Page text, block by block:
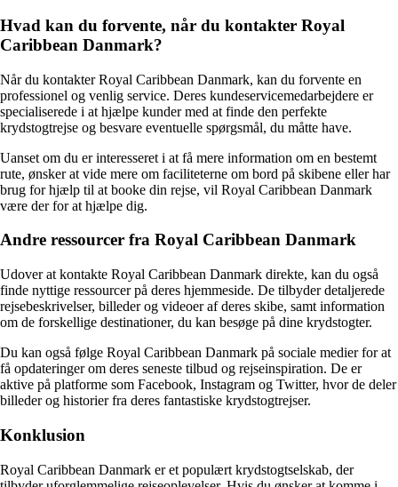
Hvad kan du forvente, når du kontakter Royal
Caribbean Danmark?
Når du kontakter Royal Caribbean Danmark, kan du forvente en
professionel og venlig service. Deres kundeservicemedarbejdere er
specialiserede i at hjælpe kunder med at finde den perfekte
krydstogtrejse og besvare eventuelle spørgsmål, du måtte have.
Uanset om du er interesseret i at få mere information om en bestemt
rute, ønsker at vide mere om faciliteterne om bord på skibene eller har
brug for hjælp til at booke din rejse, vil Royal Caribbean Danmark
være der for at hjælpe dig.
Andre ressourcer fra Royal Caribbean Danmark
Udover at kontakte Royal Caribbean Danmark direkte, kan du også
finde nyttige ressourcer på deres hjemmeside. De tilbyder detaljerede
rejsebeskrivelser, billeder og videoer af deres skibe, samt information
om de forskellige destinationer, du kan besøge på dine krydstogter.
Du kan også følge Royal Caribbean Danmark på sociale medier for at
få opdateringer om deres seneste tilbud og rejseinspiration. De er
aktive på platforme som Facebook, Instagram og Twitter, hvor de deler
billeder og historier fra deres fantastiske krydstogtrejser.
Konklusion
Royal Caribbean Danmark er et populært krydstogtselskab, der